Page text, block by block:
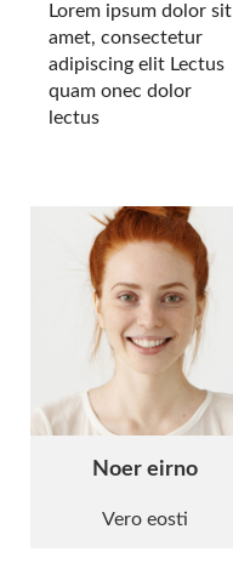
Lorem ipsum dolor sit
amet, consectetur
adipiscing elit Lectus
quam onec dolor
lectus
Noer eirno
Vero eosti